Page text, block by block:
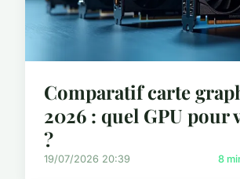
Comparatif carte
2026 : quel GPU pour
?
19/07/2026 20:39 8